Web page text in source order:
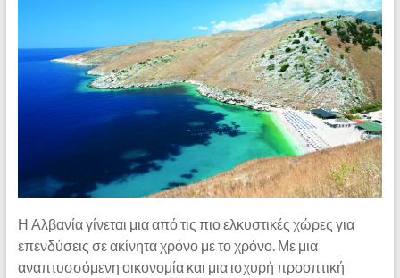
Η Αλβανία γίνεται μια από τις πιο ελκυστικές χώρες για
επενδύσεις σε ακίνητα χρόνο με το χρόνο. Με μια
αναπτυσσόμενη οικονομία και μια ισχυρή προοπτική